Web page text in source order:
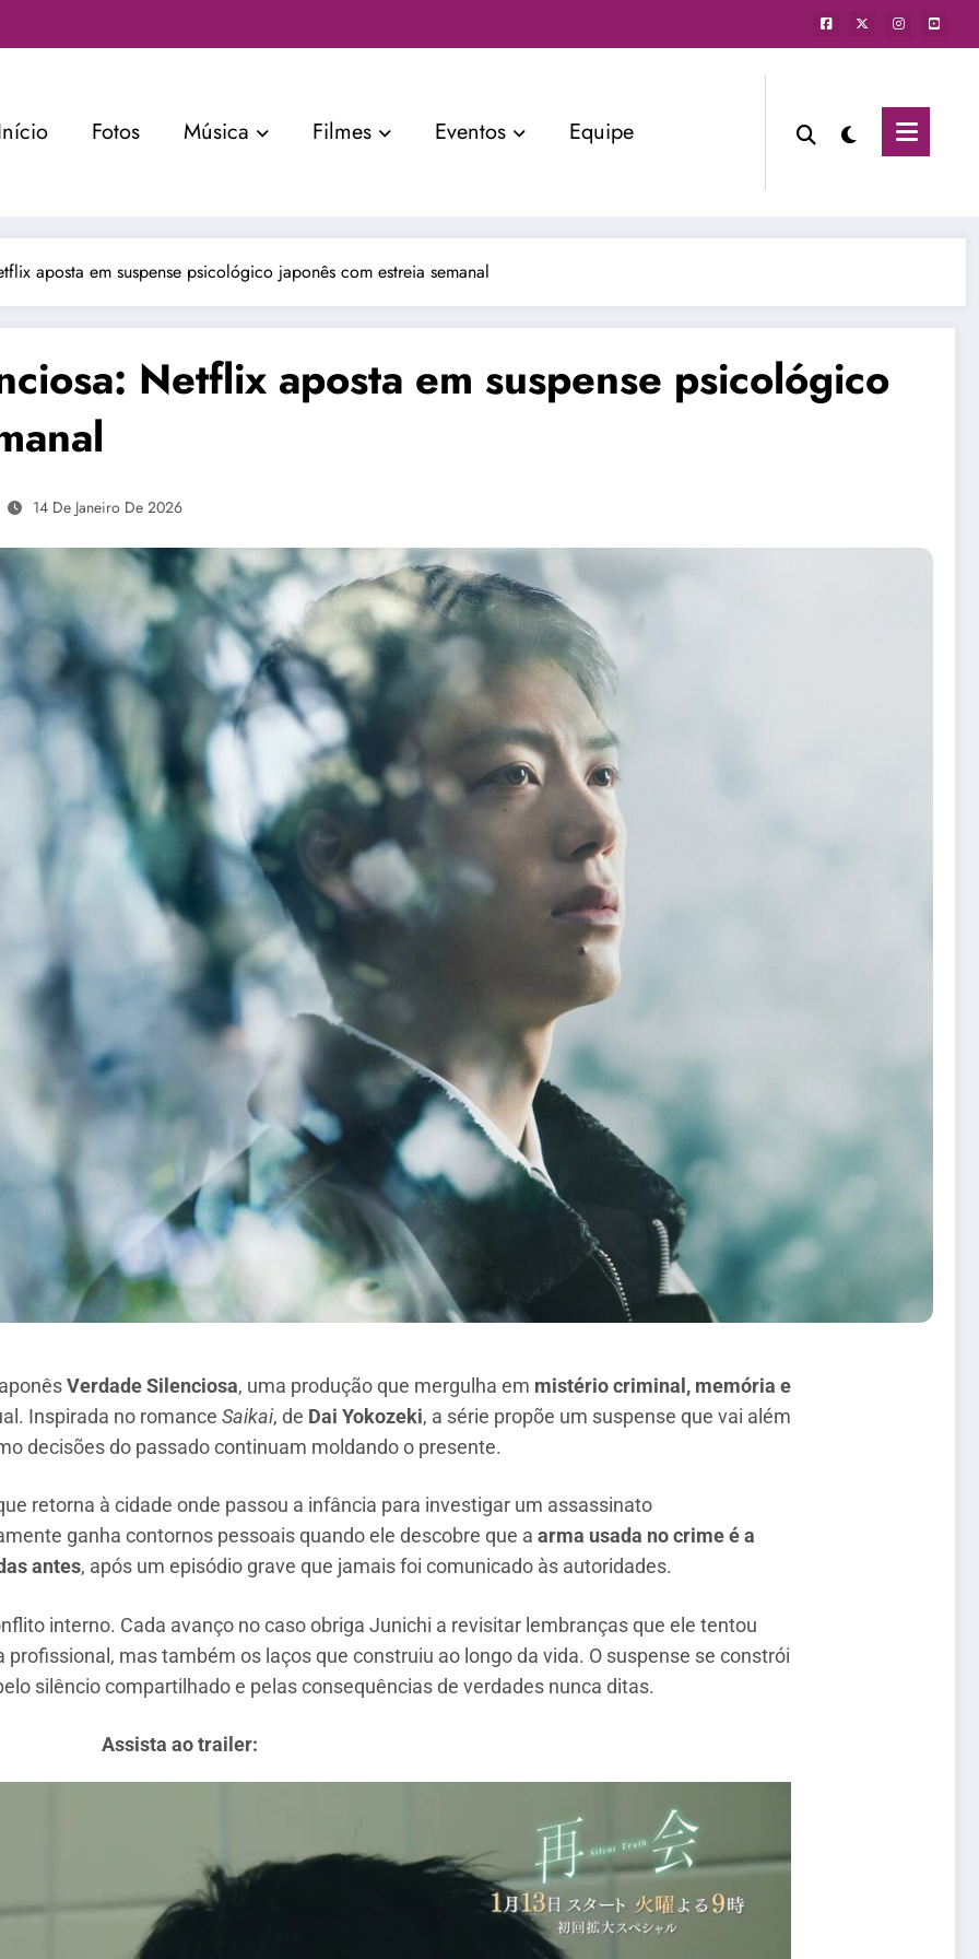
Fotos Música Filmes Eventos Equipe
aposta em suspense psicológico japonês com estreia semanal
Netflix aposta em suspense psicológico
14 De Janeiro De 2026
Verdade Silenciosa, uma produção que mergulha em mistério criminal, memória e
Inspirada no romance Saikai, de Dai Yokozeki, a série propõe um suspense que vai além
decisões do passado continuam moldando o presente.
retorna à cidade onde passou a infância para investigar um assassinato
ganha contornos pessoais quando ele descobre que a arma usada no crime é a
antes, após um episódio grave que jamais foi comunicado às autoridades.
interno. Cada avanço no caso obriga Junichi a revisitar lembranças que ele tentou
mas também os laços que construiu ao longo da vida. O suspense se constrói
silêncio compartilhado e pelas consequências de verdades nunca ditas.
Assista ao trailer: